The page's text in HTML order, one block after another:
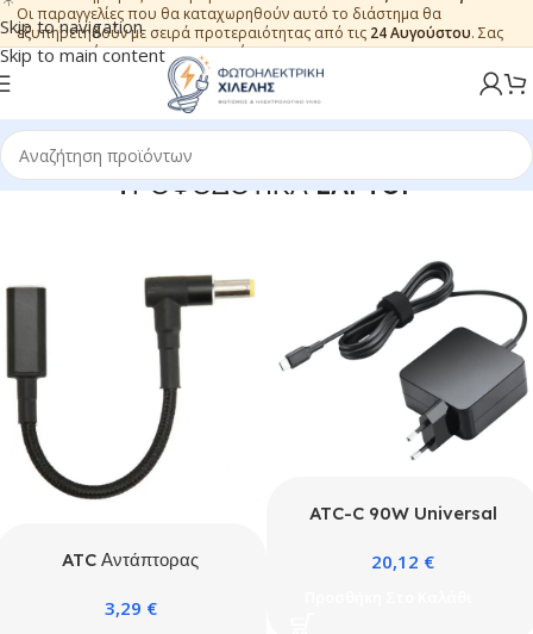
Skip to navigation
Skip to main content
Οι παραγγελίες που θα καταχωρηθούν αυτό το διάστημα θα
εξυπηρετηθούν με σειρά προτεραιότητας από τις 24 Αυγούστου. Σας
ευχαριστούμε για την εμπιστοσύνη.
TΡΟΦΟΔΟΤΙΚΑ LAPTOP
ATC Αντάπτορας
Type-C 5A 100W Max 5.5
3,29 €
ATC-C 90W Universal
Type-C 5-20V
20,12 €